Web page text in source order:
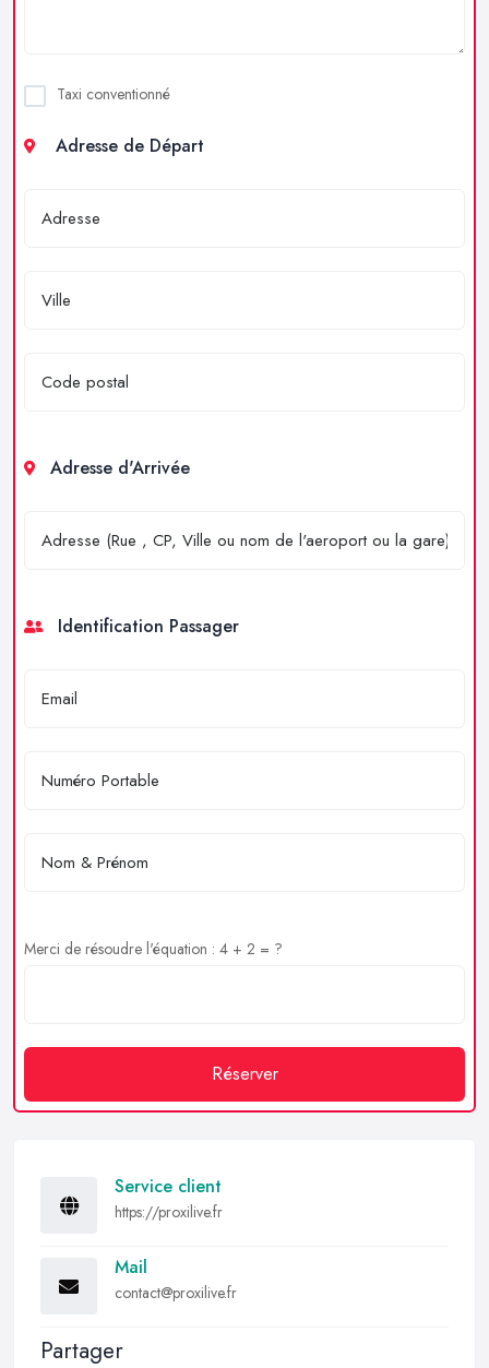
Taxi conventionné
Adresse de Départ
Adresse d'Arrivée
Identification Passager
Merci de résoudre l'équation : 4 + 2 = ?
Réserver
Service client
https://proxilive.fr
Mail
contact@proxilive.fr
Partager